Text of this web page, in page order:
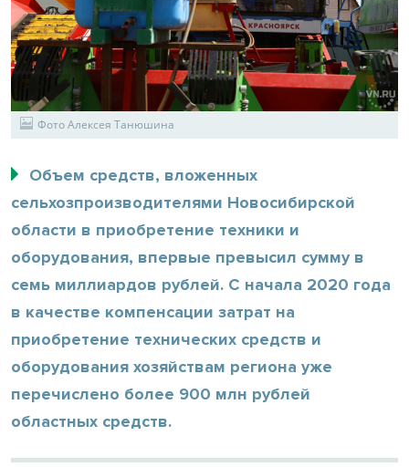
Фото Алексея Танюшина
Объем средств, вложенных
сельхозпроизводителями Новосибирской
области в приобретение техники и
оборудования, впервые превысил сумму в
семь миллиардов рублей. С начала 2020 года
в качестве компенсации затрат на
приобретение технических средств и
оборудования хозяйствам региона уже
перечислено более 900 млн рублей
областных средств.